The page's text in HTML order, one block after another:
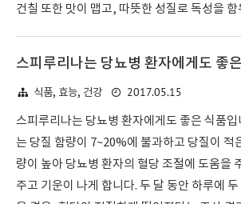
건칠 또한 맛이 맵고, 따뜻한 성질로 독성을
스피루리나는 당뇨병 환자에게도 좋
식품, 효능, 건강 2017.05.15
스피루리나는 당뇨병 환자에게도 좋은 식품입
는 당질 함량이 7~20%에 불과하고 당질이 적
량이 높아 당뇨병 환자의 혈당 조절에 도움을
주고 기운이 나게 합니다. 두 달 동안 하루에